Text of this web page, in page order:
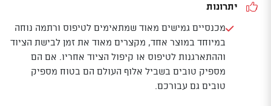
יתרונות
מכנסיים גמישים מאוד שמתאימים לטיפוס ורתמה נוחה
במיוחד במוצר אחד, מקצרים מאוד את זמן לבישת הציוד
וההתארגנות לטיפוס או קיפול הציוד אחריו. אם הם
מספיק טובים בשביל אלוף העולם הם בטוח מספיק
טובים גם עבורכם.